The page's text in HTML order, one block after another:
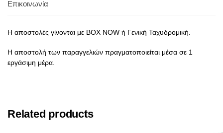
Επικοινωνία
Η αποστολές γίνονται με BOX NOW ή Γενική Ταχυδρομική.
Η αποστολή των παραγγελιών πραγματοποιείται μέσα σε 1
εργάσιμη μέρα.
Related products